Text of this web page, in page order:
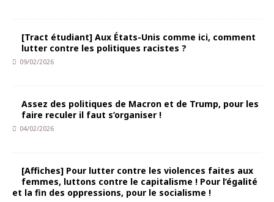
[Tract étudiant] Aux États-Unis comme ici, comment
lutter contre les politiques racistes ?
09/02/2026
Assez des politiques de Macron et de Trump, pour les
faire reculer il faut s’organiser !
04/02/2026
[Affiches] Pour lutter contre les violences faites aux
femmes, luttons contre le capitalisme ! Pour l’égalité
et la fin des oppressions, pour le socialisme !